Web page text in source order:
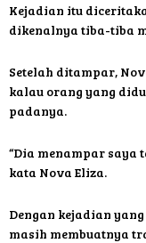
Kejadian itu
dikenalnya tiba-tiba
Setelah ditampar,
kalau orang yang
padanya.
“Dia menampar saya
kata Nova Eliza.
Dengan kejadian
masih membuatnya